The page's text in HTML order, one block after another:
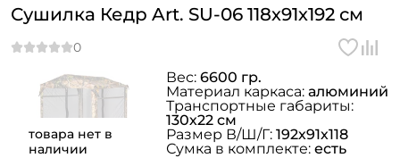
товара нет в
наличии
Сушилка Кедр Art. SU-06 118х91х192 см
Вес: 6600 гр.
Материал каркаса: алюминий
Транспортные габариты:
130х22 см
Размер В/Ш/Г: 192х91х118
Сумка в комплекте: есть
Придумайте пароль: *
Повторите пароль: *
Заполняя данную форму вы соглашаетесь на обработку
персональных данных